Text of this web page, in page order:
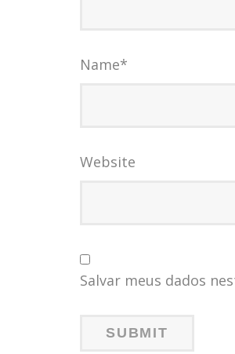
Name*
Website
Salvar meus dados